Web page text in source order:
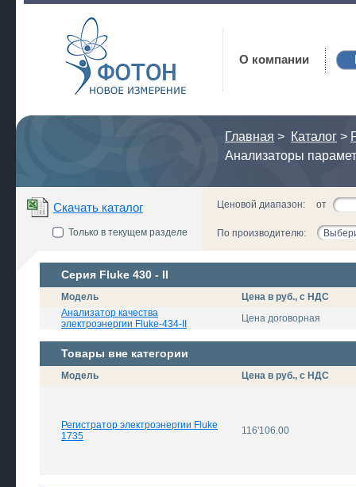
Фотон
О компании
Главная > Каталог >
Анализаторы
Скачать каталог
Только в текущем разделе
Ценовой диапазон: от
По производителю:
Серия Fluke 430 - II
Модель
Цена в руб., с НДС
Анализатор качества
электроэнергии Fluke-434-II
Цена договорная
Товары вне категории
Модель Цена в руб., с НДС
Регистратор электроэнергии Fluke
1735
116'106.00